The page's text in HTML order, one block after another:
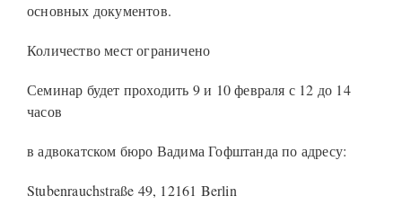
основных документов.
Количество мест ограничено
Семинар будет проходить 9 и 10 февраля с 12 до 14
часов
в адвокатском бюро Вадима Гофштанда по адресу:
Stubenrauchstraße 49, 12161 Berlin